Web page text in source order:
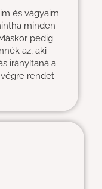
és vágyaim
minden
pedig
az, aki
irányítaná a
rendet